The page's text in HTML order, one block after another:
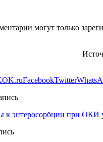
могут только
OK.ruFacebookTwitter
к энтеросорбции при ОКИ